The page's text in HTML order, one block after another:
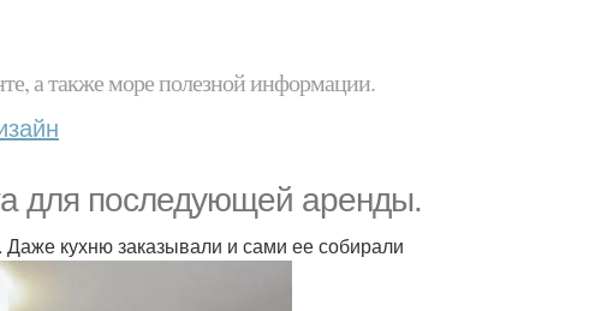
а также море полезной информации.
для последующей аренды.
кухню заказывали и сами ее собирали